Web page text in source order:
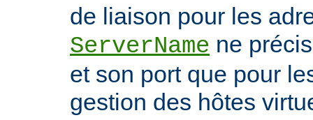
de liaison pour les
ServerName ne
et son port que pour
gestion des hôtes